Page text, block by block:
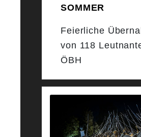
SOMMER
Feierliche
von 118
ÖBH